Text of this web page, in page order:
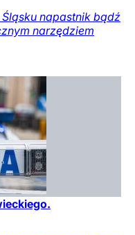
napastnik bądź
narzędziem